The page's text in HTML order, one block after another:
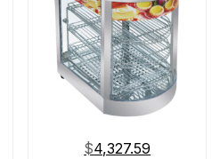
$4,327.59